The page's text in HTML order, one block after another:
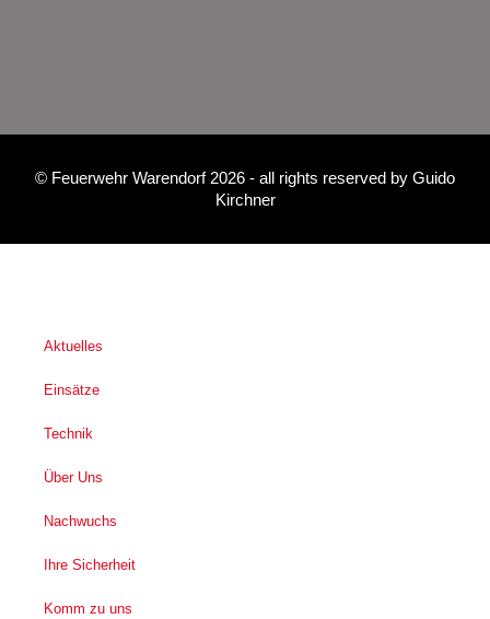
© Feuerwehr Warendorf 2026 - all rights reserved by Guido
Kirchner
Aktuelles
Einsätze
Technik
Über Uns
Nachwuchs
Ihre Sicherheit
Komm zu uns